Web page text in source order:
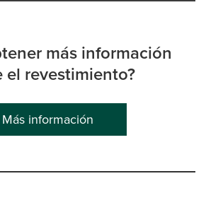
más información
el revestimiento?
Más información